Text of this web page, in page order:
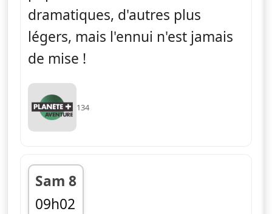
dramatiques, d'autres plus
légers, mais l'ennui n'est jamais
de mise !
134
Sam 8
09h02